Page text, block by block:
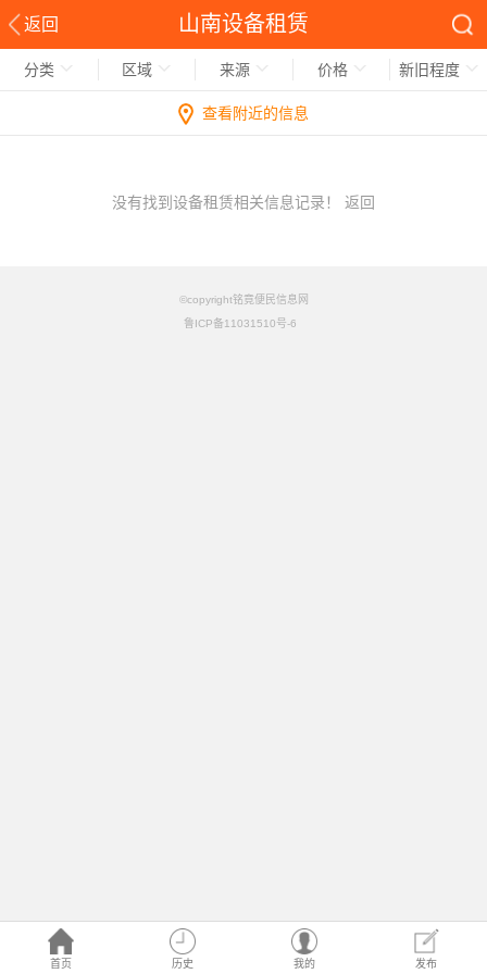
返回 山南设备租赁
首页 历史 我的 发布
分类 区域 来源 价格 新旧程度
查看附近的信息
没有找到设备租赁相关信息记录！ 返回
©copyright铭竟便民信息网
鲁ICP备11031510号-6